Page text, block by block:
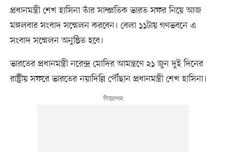
প্রধানমন্ত্রী শেখ হাসিনা তাঁর সাম্প্রতিক ভারত সফর নিয়ে আজ
মঙ্গলবার সংবাদ সম্মেলন করবেন। বেলা ১১টায় গণভবনে এ
সংবাদ সম্মেলন অনুষ্ঠিত হবে।
ভারতের প্রধানমন্ত্রী নরেন্দ্র মোদির আমন্ত্রণে ২১ জুন দুই দিনের
রাষ্ট্রীয় সফরে ভারতের নয়াদিল্লি পৌঁছান প্রধানমন্ত্রী শেখ হাসিনা।